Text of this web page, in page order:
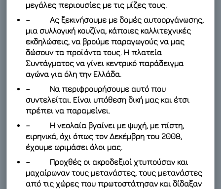
μεγάλες περιουσίες με τις μίζες τους.
– Ας ξεκινήσουμε με δομές αυτοοργάνωσης,
μια συλλογική κουζίνα, κάποιες καλλιτεχνικές
εκδηλώσεις, να βρούμε παραγωγούς να μας
δώσουν τα προϊόντα τους. Η πλατεία
Συντάγματος να γίνει κεντρικό παράδειγμα
αγώνα για όλη την Ελλάδα.
– Να περιφρουρήσουμε αυτό που
συντελείται. Είναι υπόθεση δική μας και έτσι
πρέπει να παραμείνει.
– Η νεολαία βγαίνει με ψυχή, με πίστη,
ειρηνικά, όχι όπως τον Δεκέμβρη του 2008,
έχουμε ωριμάσει όλοι μας.
– Προχθές οι ακροδεξιοί χτυπούσαν και
μαχαίρωναν τους μετανάστες, τους μετανάστες
από τις χώρες που πρωτοστάτησαν και δίδαξαν